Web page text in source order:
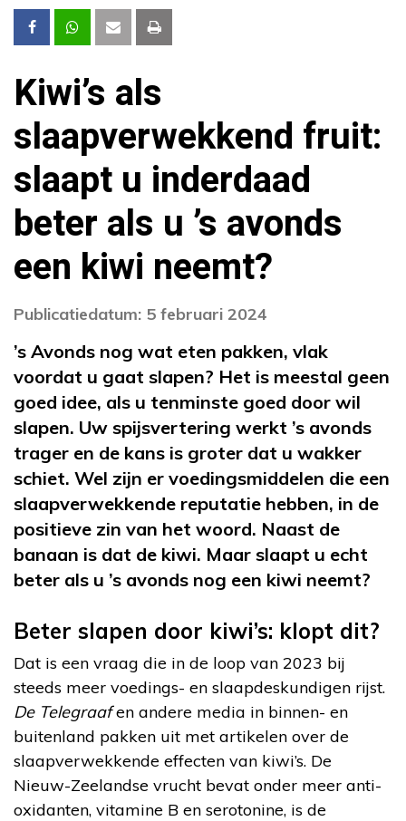
Kiwi’s als
slaapverwekkend fruit:
slaapt u inderdaad
beter als u ’s avonds
een kiwi neemt?
Publicatiedatum: 5 februari 2024
’s Avonds nog wat eten pakken, vlak
voordat u gaat slapen? Het is meestal geen
goed idee, als u tenminste goed door wil
slapen. Uw spijsvertering werkt ’s avonds
trager en de kans is groter dat u wakker
schiet. Wel zijn er voedingsmiddelen die een
slaapverwekkende reputatie hebben, in de
positieve zin van het woord. Naast de
banaan is dat de kiwi. Maar slaapt u echt
beter als u ’s avonds nog een kiwi neemt?
Beter slapen door kiwi’s: klopt dit?
Dat is een vraag die in de loop van 2023 bij
steeds meer voedings- en slaapdeskundigen rijst.
De Telegraafen andere media in binnen- en
buitenland pakken uit met artikelen over de
slaapverwekkende effecten van kiwi’s. De
Nieuw-Zeelandse vrucht bevat onder meer anti-
oxidanten, vitamine B en serotonine, is de